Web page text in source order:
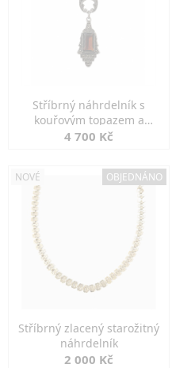
Stříbrný náhrdelník s
kouřovým topazem a
markazity
4 700 Kč
NOVÉ OBJEDNÁNO
Stříbrný zlacený starožitný
náhrdelník
2 000 Kč